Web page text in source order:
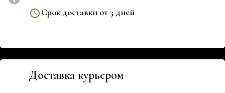
Срок доставки от 3 дней
Доставка курьером